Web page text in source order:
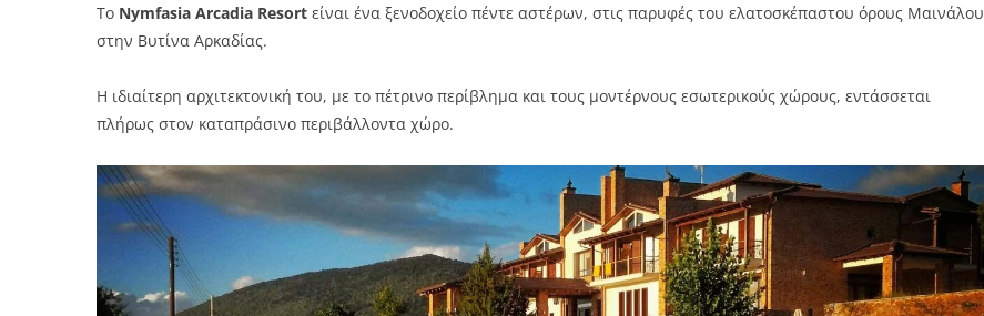
Το Nymfasia Arcadia Resort είναι ένα ξενοδοχείο πέντε αστέρων, στις παρυφές του ελατοσκέπαστου όρους Μαινάλου
στην Βυτίνα Αρκαδίας.
Η ιδιαίτερη αρχιτεκτονική του, με το πέτρινο περίβλημα και τους μοντέρνους εσωτερικούς χώρους, εντάσσεται
πλήρως στον καταπράσινο περιβάλλοντα χώρο.